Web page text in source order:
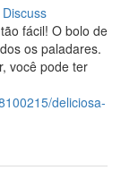
Discuss
fácil! O bolo de
os paladares.
você pode ter
deliciosa-